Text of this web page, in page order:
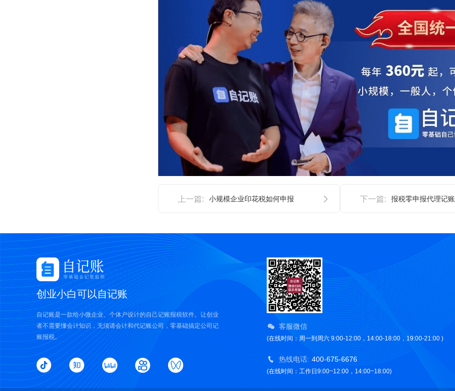
上一篇: 小规模企业印花税如何申报 下一篇: 报税零申报代理记账
创业小白可以自记账
自记账是一款给小微企业、个体户设计的自己记账报税软件。让创业
者不需要懂会计知识，无须请会计和代记账公司，零基础搞定公司记
账报税。
客服微信
(在线时间：周一到周六 9:00-12:00，14:00-18:00，19:00-21:00 )
热线电话: 400-675-6676
(在线时间：工作日9:00~12:00，14:00~18:00)